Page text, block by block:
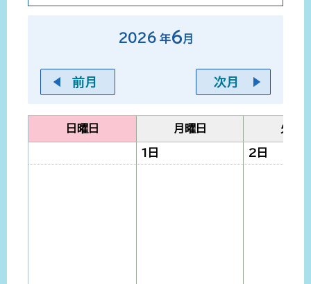
前月
2026 年6月
次月
日曜日 月曜日 火曜
1日 2日